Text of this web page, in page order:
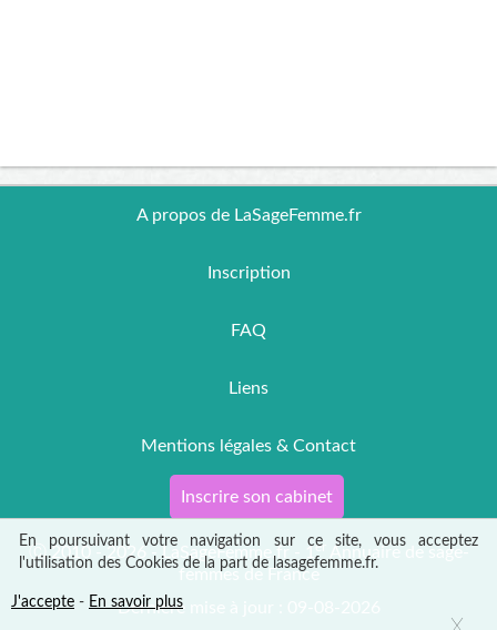
En poursuivant votre navigation sur ce site, vous acceptez
l'utilisation des Cookies de la part de lasagefemme.fr.
J'accepte - En savoir plus
A propos de LaSageFemme.fr
Inscription
FAQ
Liens
Mentions légales & Contact
Inscrire son cabinet
Ⓒ 2010 - 2026 - LaSageFemme.fr - 1 er
Annuaire de sage-
femmes de France
Dernière mise à jour : 09-08-2026